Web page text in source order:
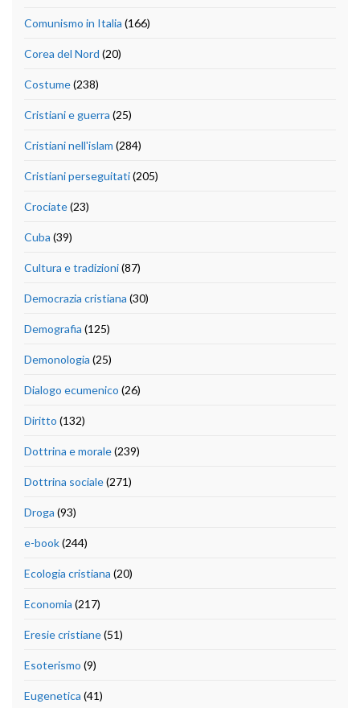
Comunismo in Italia (166)
Corea del Nord (20)
Costume(238)
Cristiani e guerra (25)
Cristiani nell'islam (284)
Cristiani perseguitati(205)
Crociate(23)
Cuba (39)
Cultura e tradizioni(87)
Democrazia cristiana (30)
Demografia (125)
Demonologia (25)
Dialogo ecumenico (26)
Diritto (132)
Dottrina e morale(239)
Dottrina sociale(271)
Droga (93)
e-book(244)
Ecologia cristiana (20)
Economia (217)
Eresie cristiane(51)
Esoterismo (9)
Eugenetica (41)